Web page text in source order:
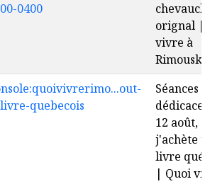
0400
orignal |
vivre à
Rimouski
quebecois
Séances
12 août,
j'achète
livre
| Quoi